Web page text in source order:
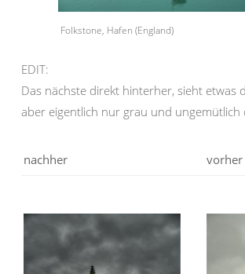
Folkstone, Hafen (England)
EDIT:
Das nächste direkt hinterher, sieht etwas
aber eigentlich nur grau und ungemütlich
nachher vorher